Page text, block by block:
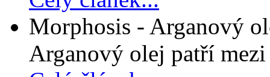
Morphosis - Arganový
Arganový olej patří